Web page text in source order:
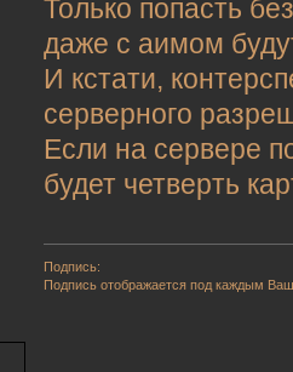
Только попасть
даже с аимом
И кстати,
серверного
Если на сервере
будет четверть
Подпись:
Подпись отображается под каждым